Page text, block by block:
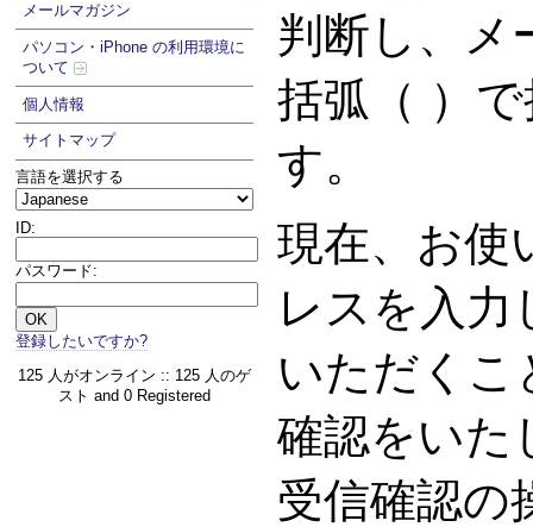
メールマガジン
パソコン・iPhone の利用環境に
ついて
個人情報
サイトマップ
言語を選択する
ID:
パスワード:
登録したいですか?
125 人がオンライン :: 125 人のゲ
スト and 0 Registered
判断し、メ
括弧（ ）
す。
現在、お使
レスを入力
いただくこ
確認をいた
受信確認の